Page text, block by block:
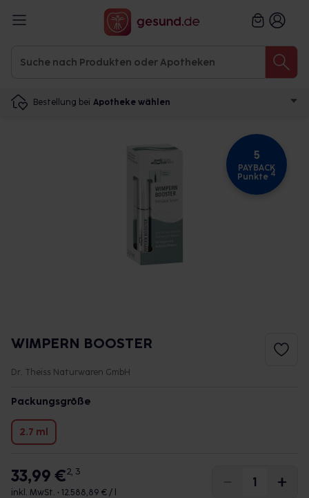
Bestellung bei Apotheke wählen
5
PAYBACK
Punkte 4
WIMPERN BOOSTER
Dr. Theiss Naturwaren GmbH
Packungsgröße
2.7 ml
33,99 €2, 3
inkl. MwSt. • 12.588,89 € / l